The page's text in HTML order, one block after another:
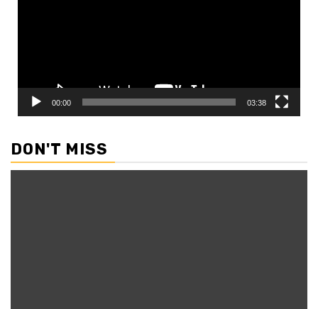
00:00 03:38
DON'T MISS